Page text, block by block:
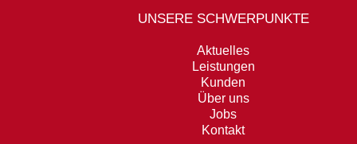
UNSERE SCHWERPUNKTE
Aktuelles
Leistungen
Kunden
Über uns
Jobs
Kontakt